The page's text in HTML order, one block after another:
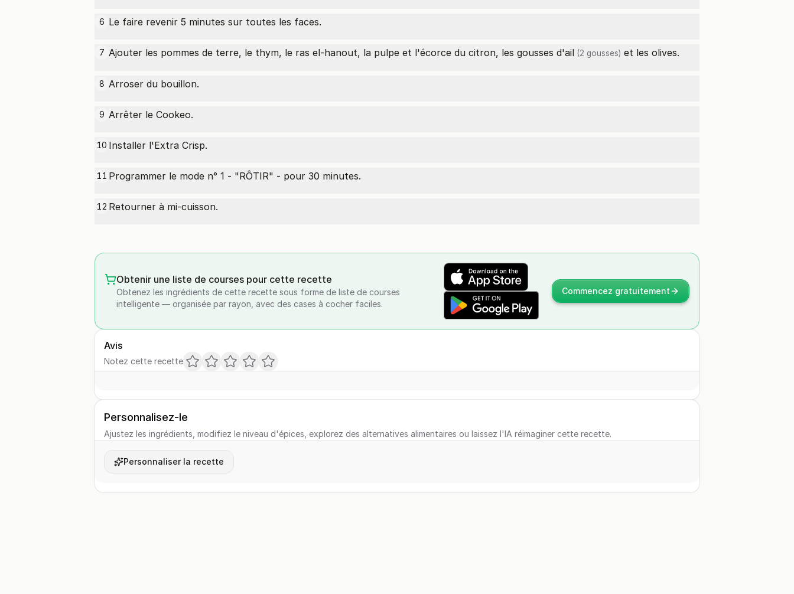
6 Le faire revenir 5 minutes sur toutes les faces.
7 Ajouter les pommes de terre, le thym, le ras el-hanout, la pulpe et l'écorce du citron, les gousses d'ail (2 gousses) et les olives.
8 Arroser du bouillon.
9 Arrêter le Cookeo.
10 Installer l'Extra Crisp.
11 Programmer le mode n° 1 - "RÔTIR" - pour 30 minutes.
12 Retourner à mi-cuisson.
Obtenir une liste de courses pour cette recette
Obtenez les ingrédients de cette recette sous forme de liste de courses
intelligente — organisée par rayon, avec des cases à cocher faciles.
Commencez gratuitement
Avis
Notez cette recette
Personnalisez-le
Ajustez les ingrédients, modifiez le niveau d'épices, explorez des alternatives alimentaires ou laissez l'IA réimaginer cette recette.
Personnaliser la recette